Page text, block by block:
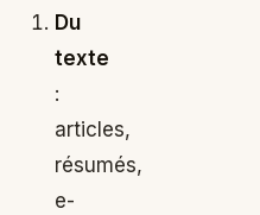
Du
texte
:
articles,
résumés,
e-